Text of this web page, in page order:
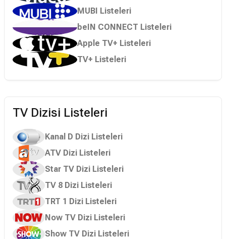
MUBI Listeleri
beIN CONNECT Listeleri
Apple TV+ Listeleri
TV+ Listeleri
TV Dizisi Listeleri
Kanal D Dizi Listeleri
ATV Dizi Listeleri
Star TV Dizi Listeleri
TV 8 Dizi Listeleri
TRT 1 Dizi Listeleri
Now TV Dizi Listeleri
Show TV Dizi Listeleri